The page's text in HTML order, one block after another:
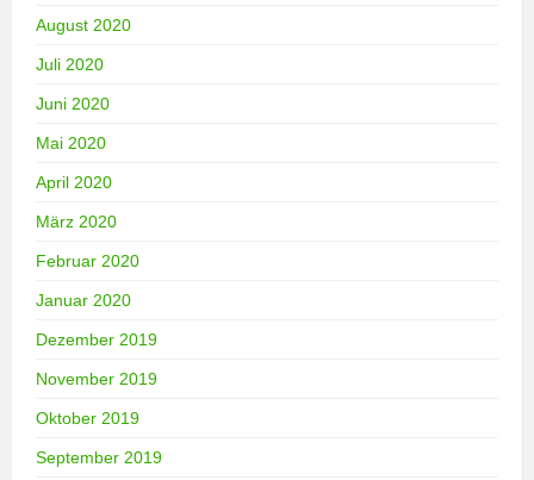
August 2020
Juli 2020
Juni 2020
Mai 2020
April 2020
März 2020
Februar 2020
Januar 2020
Dezember 2019
November 2019
Oktober 2019
September 2019